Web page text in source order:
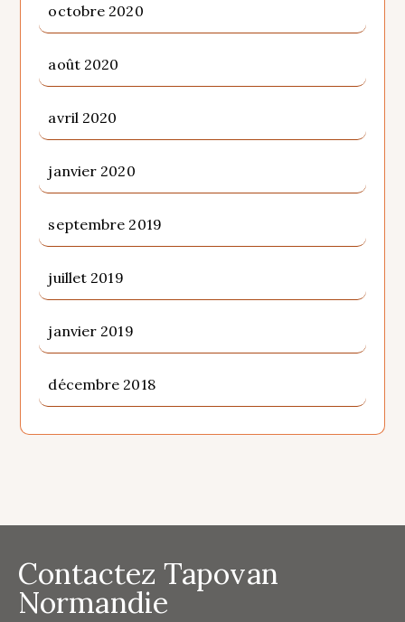
octobre 2020
août 2020
avril 2020
janvier 2020
septembre 2019
juillet 2019
janvier 2019
décembre 2018
Contactez Tapovan
Normandie